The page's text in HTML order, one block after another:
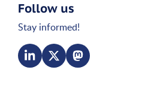
Follow us
Stay informed!